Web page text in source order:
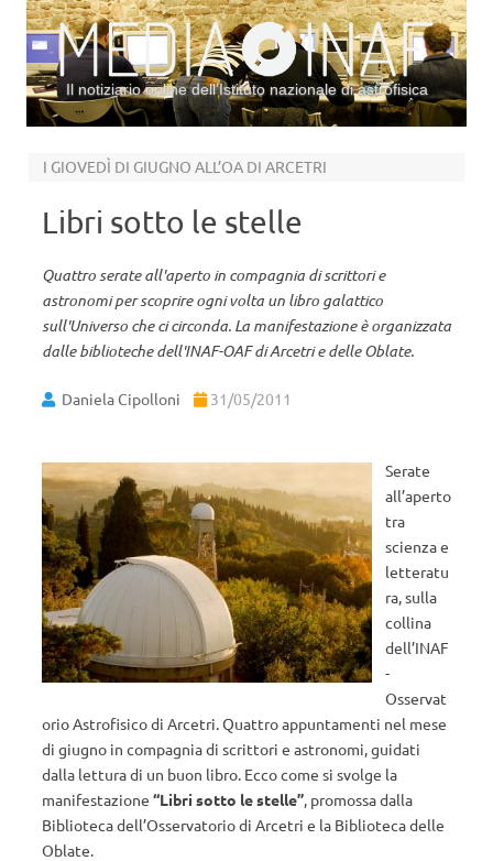
Il notiziario online dell’Istituto nazionale di astrofisica
I GIOVEDÌ DI GIUGNO ALL’OA DI ARCETRI
Libri sotto le stelle
Quattro serate all'aperto in compagnia di scrittori e
astronomi per scoprire ogni volta un libro galattico
sull'Universo che ci circonda. La manifestazione è organizzata
dalle biblioteche dell'INAF-OAF di Arcetri e delle Oblate.
Daniela Cipolloni 31/05/2011
Serate
all’aperto
tra
scienza e
letteratu
ra, sulla
collina
dell’INAF
-
Osservat
orio Astrofisico di Arcetri. Quattro appuntamenti nel mese
di giugno in compagnia di scrittori e astronomi, guidati
dalla lettura di un buon libro. Ecco come si svolge la
manifestazione “Libri sotto le stelle”, promossa dalla
Biblioteca dell’Osservatorio di Arcetri e la Biblioteca delle
Oblate.